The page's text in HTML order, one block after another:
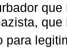
para